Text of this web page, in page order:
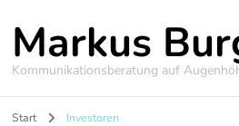
Markus
Kommunikationsberatung auf
Start Investoren